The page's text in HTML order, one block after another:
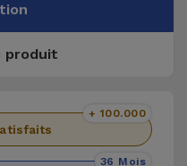
produit
+ 100.000
36 Mois